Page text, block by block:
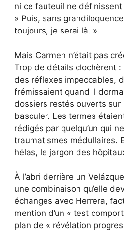
ni ce fauteuil ne définissent
» Puis, sans
toujours, je serai là. »
Mais Carmen n’était pas
Trop de détails clochèrent :
des réflexes impeccables,
frémissaient quand il
dossiers restés ouverts
basculer. Les termes
rédigés par quelqu’un qui
traumatismes médullaires.
hélas, le jargon des
À l’abri derrière un
une combinaison qu’elle
échanges avec Herrera,
mention d’un « test
plan de « révélation